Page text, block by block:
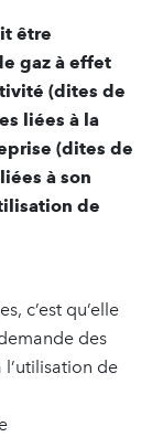
être
gaz à effet
(dites de
liées à la
(dites de
à son
de
c’est qu’elle
des
l’utilisation de